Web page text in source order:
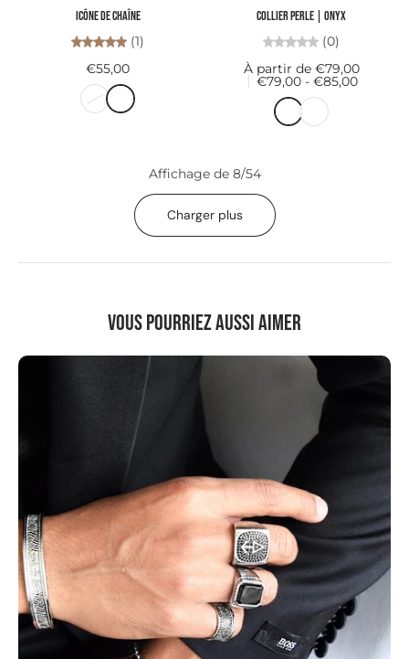
ICÔNE de chaîne
(1)
€55,00
Collier PERLE | onyx
(0)
À partir de €79,00
€79,00 - €85,00
Affichage de 8/54
Charger plus
Vous pourriez aussi aimer